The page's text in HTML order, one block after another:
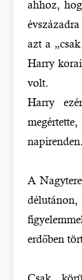
ahhoz,
azt a
Harry
volt.
Harry
A
erdőben